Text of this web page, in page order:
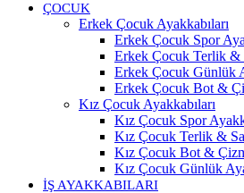
ÇOCUK
Erkek Çocuk Ayakkabıları
Erkek Çocuk Spor
Erkek Çocuk Terlik &
Erkek Çocuk Günlük
Erkek Çocuk Bot &
Kız Çocuk Ayakkabıları
Kız Çocuk Spor
Kız Çocuk Terlik &
Kız Çocuk Bot &
Kız Çocuk Günlük
İŞ AYAKKABILARI